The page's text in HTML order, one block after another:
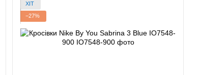
ХІТ
−27%